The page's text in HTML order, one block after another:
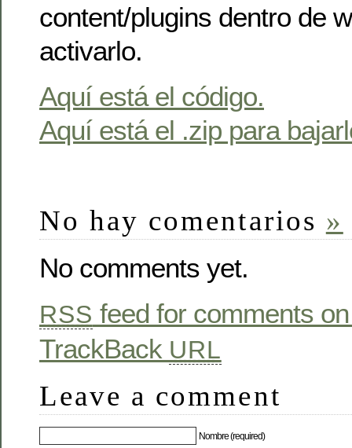
content/plugins dentro de
activarlo.
Aquí está el código.
Aquí está el .zip para
No hay comentarios »
No comments yet.
RSS feed for comments
TrackBack URL
Leave a comment
Nombre (required)